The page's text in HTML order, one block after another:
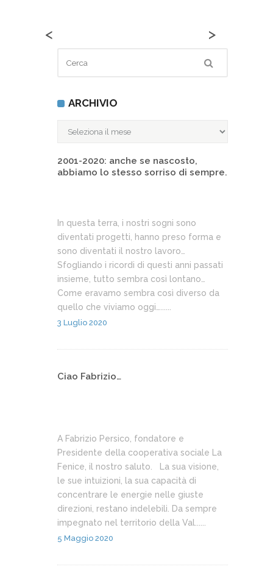
< >
ARCHIVIO
2001-2020: anche se nascosto,
abbiamo lo stesso sorriso di sempre.
In questa terra, i nostri sogni sono
diventati progetti, hanno preso forma e
sono diventati il nostro lavoro…
Sfogliando i ricordi di questi anni passati
insieme, tutto sembra così lontano…
Come eravamo sembra così diverso da
quello che viviamo oggi…......
3 Luglio 2020
Ciao Fabrizio…
A Fabrizio Persico, fondatore e
Presidente della cooperativa sociale La
Fenice, il nostro saluto. La sua visione,
le sue intuizioni, la sua capacità di
concentrare le energie nelle giuste
direzioni, restano indelebili. Da sempre
impegnato nel territorio della Val......
5 Maggio 2020